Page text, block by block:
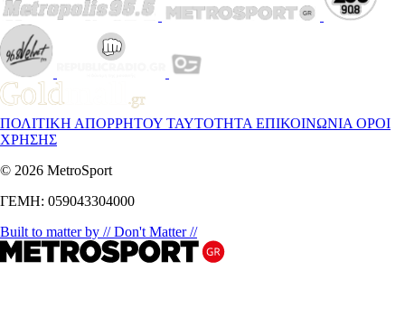
ΠΟΛΙΤΙΚΗ ΑΠΟΡΡΗΤΟΥ ΤΑΥΤΟΤΗΤΑ ΕΠΙΚΟΙΝΩΝΙΑ ΟΡΟΙ
ΧΡΗΣΗΣ
© 2026 MetroSport
ΓΕΜΗ: 059043304000
Built to matter by // Don't Matter //